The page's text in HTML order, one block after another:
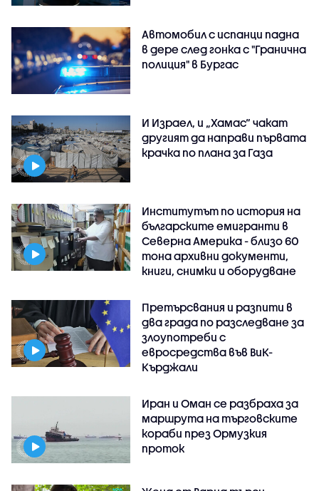
Автомобил с испанци падна
в дере след гонка с "Гранична
полиция" в Бургас
И Израел, и „Хамас“ чакат
другият да направи първата
крачка по плана за Газа
Институтът по история на
българските емигранти в
Северна Америка - близо 60
тона архивни документи,
книги, снимки и оборудване
Претърсвания и разпити в
два града по разследване за
злоупотреби с
евросредства във ВиК-
Кърджали
Иран и Оман се разбраха за
маршрута на търговските
кораби през Ормузкия
проток